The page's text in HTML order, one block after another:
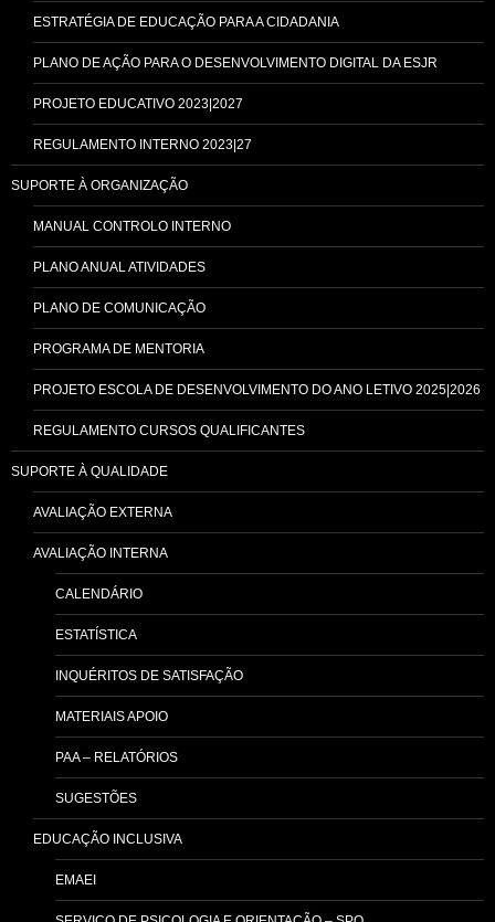
ESTRATÉGIA DE EDUCAÇÃO PARA A CIDADANIA
PLANO DE AÇÃO PARA O DESENVOLVIMENTO DIGITAL DA ESJR
PROJETO EDUCATIVO 2023|2027
REGULAMENTO INTERNO 2023|27
SUPORTE À ORGANIZAÇÃO
MANUAL CONTROLO INTERNO
PLANO ANUAL ATIVIDADES
PLANO DE COMUNICAÇÃO
PROGRAMA DE MENTORIA
PROJETO ESCOLA DE DESENVOLVIMENTO DO ANO LETIVO 2025|2026
REGULAMENTO CURSOS QUALIFICANTES
SUPORTE À QUALIDADE
AVALIAÇÃO EXTERNA
AVALIAÇÃO INTERNA
CALENDÁRIO
ESTATÍSTICA
INQUÉRITOS DE SATISFAÇÃO
MATERIAIS APOIO
PAA – RELATÓRIOS
SUGESTÕES
EDUCAÇÃO INCLUSIVA
EMAEI